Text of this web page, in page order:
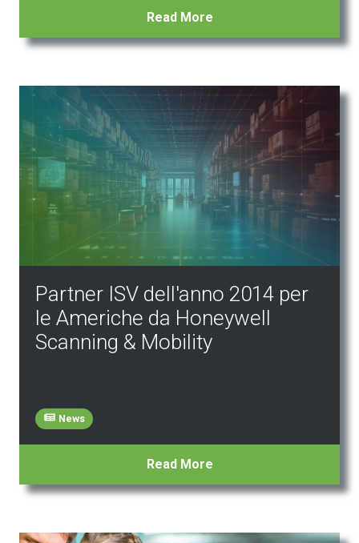
Read More
Partner ISV dell'anno 2014 per
le Americhe da Honeywell
Scanning & Mobility
News
Read More